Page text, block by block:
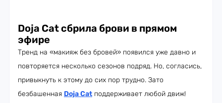
Doja Cat сбрила брови в прямом
эфире
Тренд на «макияж без бровей» появился уже давно и
повторяется несколько сезонов подряд. Но, согласись,
привыкнуть к этому до сих пор трудно. Зато
безбашенная Doja Cat поддерживает любой движ!